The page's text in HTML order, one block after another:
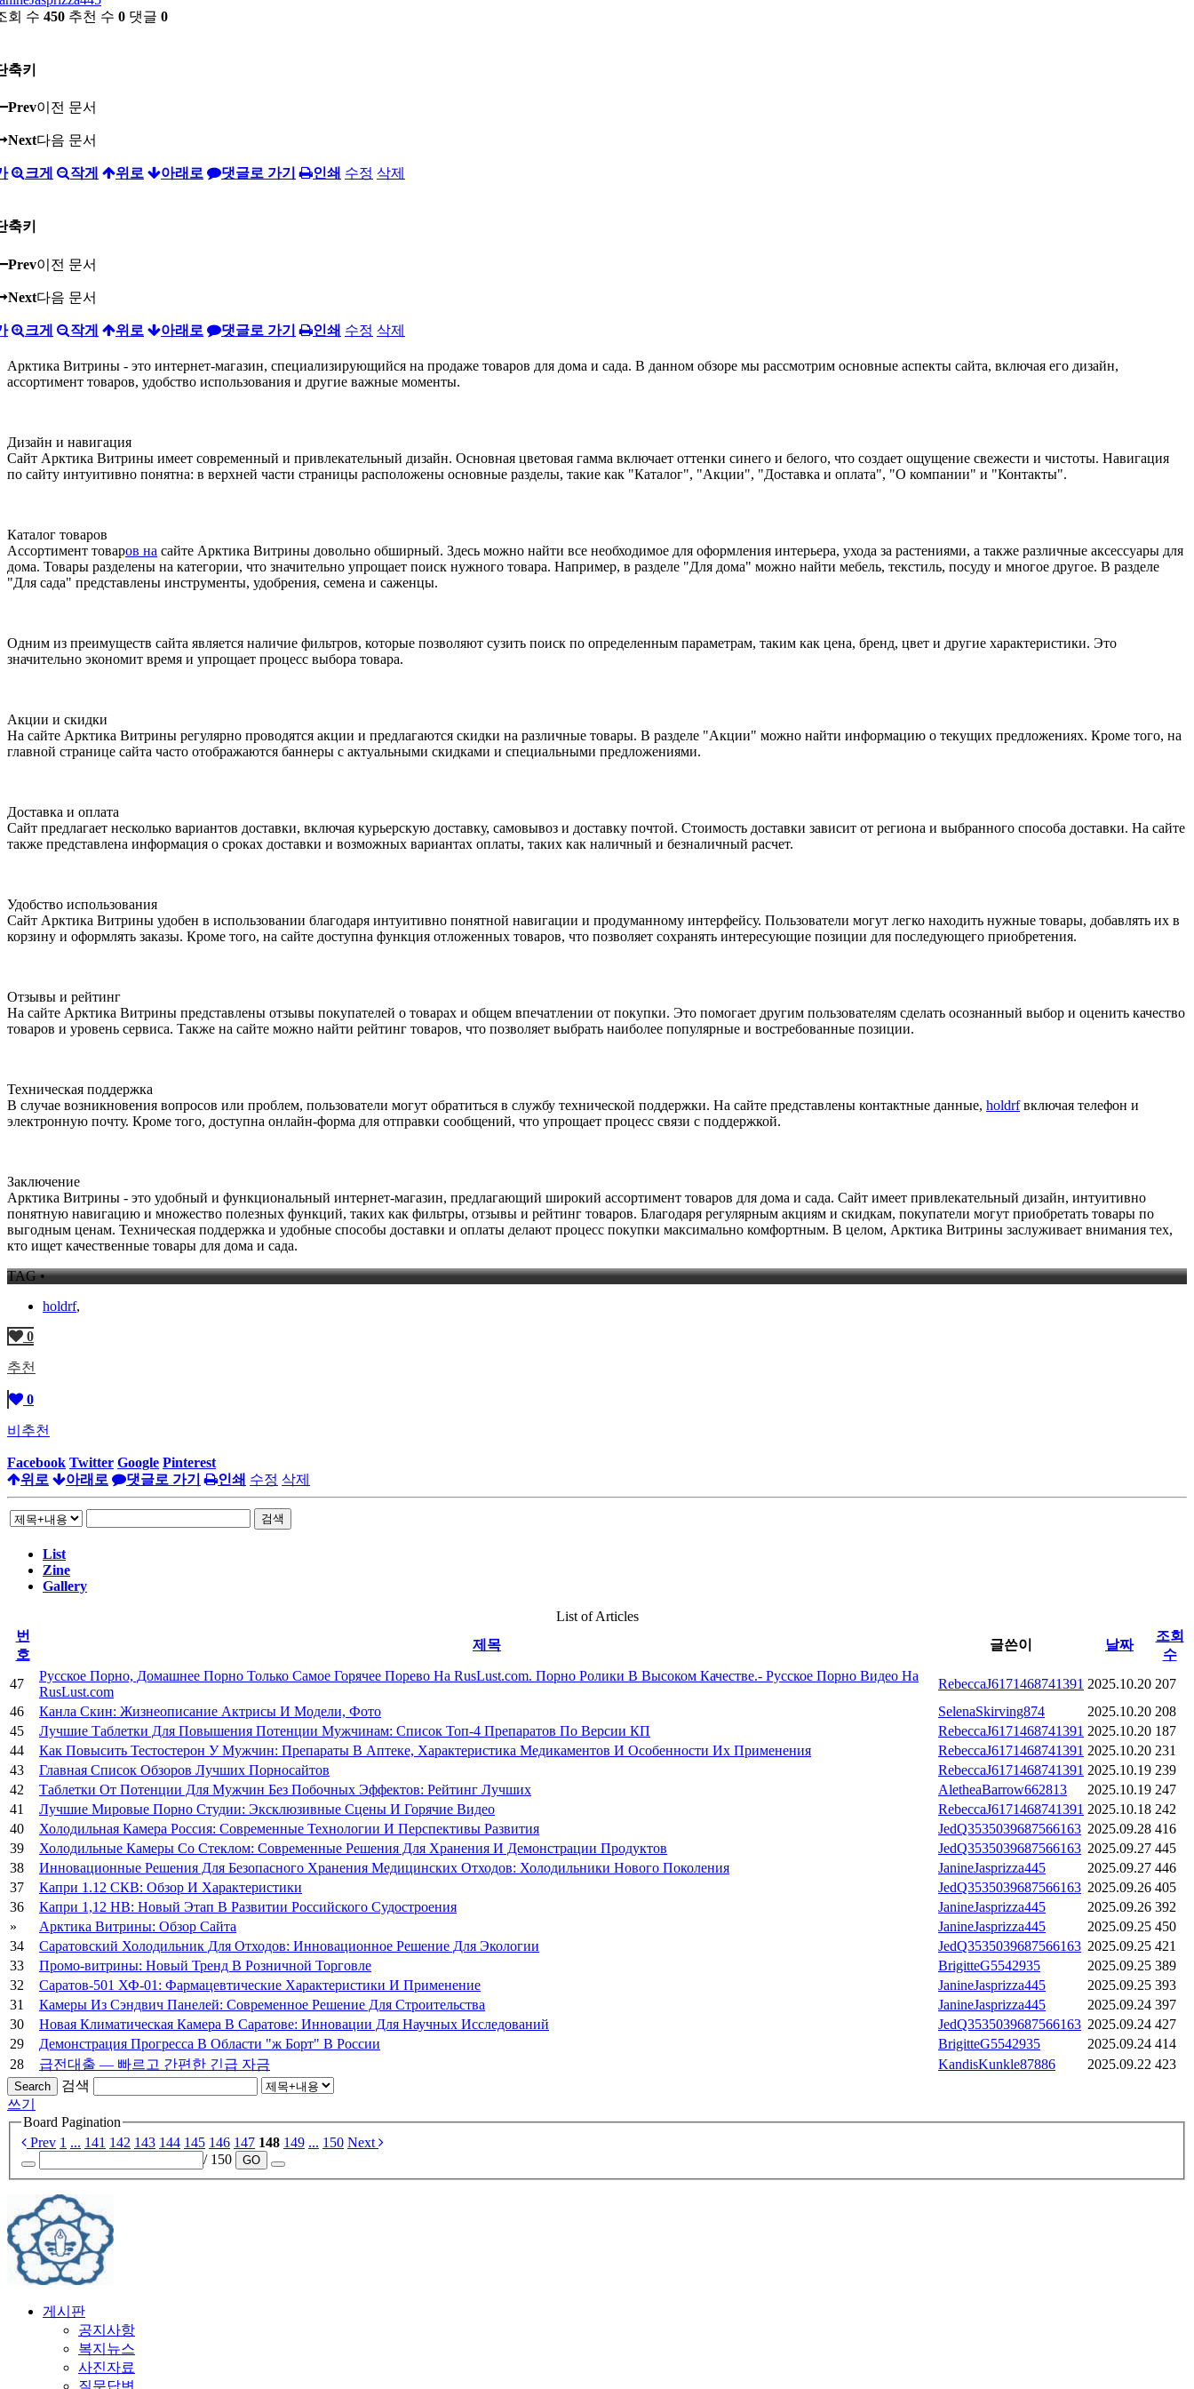
회 수 450 추천 수 0 댓글 0
축키
Prev이전 문서
Next다음 문서
크게 작게 위로 아래로 댓글로 가기 인쇄 수정 삭제
축키
Prev이전 문서
Next다음 문서
크게 작게 위로 아래로 댓글로 가기 인쇄 수정 삭제
Арктика Витрины - это интернет-магазин, специализирующийся на продаже товаров для дома и сада. В данном обзоре мы рассмотрим основные аспекты сайта, включая его дизайн,
ассортимент товаров, удобство использования и другие важные моменты.
Дизайн и навигация
Сайт Арктика Витрины имеет современный и привлекательный дизайн. Основная цветовая гамма включает оттенки синего и белого, что создает ощущение свежести и чистоты. Навигация
по сайту интуитивно понятна: в верхней части страницы расположены основные разделы, такие как "Каталог", "Акции", "Доставка и оплата", "О компании" и "Контакты".
Каталог товаров
Ассортимент товаров на сайте Арктика Витрины довольно обширный. Здесь можно найти все необходимое для оформления интерьера, ухода за растениями, а также различные аксессуары для
дома. Товары разделены на категории, что значительно упрощает поиск нужного товара. Например, в разделе "Для дома" можно найти мебель, текстиль, посуду и многое другое. В разделе
"Для сада" представлены инструменты, удобрения, семена и саженцы.
Одним из преимуществ сайта является наличие фильтров, которые позволяют сузить поиск по определенным параметрам, таким как цена, бренд, цвет и другие характеристики. Это
значительно экономит время и упрощает процесс выбора товара.
Акции и скидки
На сайте Арктика Витрины регулярно проводятся акции и предлагаются скидки на различные товары. В разделе "Акции" можно найти информацию о текущих предложениях. Кроме того, на
главной странице сайта часто отображаются баннеры с актуальными скидками и специальными предложениями.
Доставка и оплата
Сайт предлагает несколько вариантов доставки, включая курьерскую доставку, самовывоз и доставку почтой. Стоимость доставки зависит от региона и выбранного способа доставки. На сайте
также представлена информация о сроках доставки и возможных вариантах оплаты, таких как наличный и безналичный расчет.
Удобство использования
Сайт Арктика Витрины удобен в использовании благодаря интуитивно понятной навигации и продуманному интерфейсу. Пользователи могут легко находить нужные товары, добавлять их в
корзину и оформлять заказы. Кроме того, на сайте доступна функция отложенных товаров, что позволяет сохранять интересующие позиции для последующего приобретения.
Отзывы и рейтинг
На сайте Арктика Витрины представлены отзывы покупателей о товарах и общем впечатлении от покупки. Это помогает другим пользователям сделать осознанный выбор и оценить качество
товаров и уровень сервиса. Также на сайте можно найти рейтинг товаров, что позволяет выбрать наиболее популярные и востребованные позиции.
Техническая поддержка
В случае возникновения вопросов или проблем, пользователи могут обратиться в службу технической поддержки. На сайте представлены контактные данные, holdrfвключая телефон и
электронную почту. Кроме того, доступна онлайн-форма для отправки сообщений, что упрощает процесс связи с поддержкой.
Заключение
Арктика Витрины - это удобный и функциональный интернет-магазин, предлагающий широкий ассортимент товаров для дома и сада. Сайт имеет привлекательный дизайн, интуитивно
понятную навигацию и множество полезных функций, таких как фильтры, отзывы и рейтинг товаров. Благодаря регулярным акциям и скидкам, покупатели могут приобретать товары по
выгодным ценам. Техническая поддержка и удобные способы доставки и оплаты делают процесс покупки максимально комфортным. В целом, Арктика Витрины заслуживает внимания тех,
кто ищет качественные товары для дома и сада.
TAG •
holdrf,
0
추천
0
비추천
Facebook Twitter Google Pinterest
위로
아래로 댓글로 가기 인쇄 수정 삭제
검색
List
Zine
Gallery
List of Articles
번
호
제목 글쓴이 날짜
조회
수
47
Русское Порно, Домашнее Порно Только Самое Горячее Порево На RusLust.com. Порно Ролики В Высоком Качестве.- Русское Порно Видео На
RusLust.com
RebeccaJ6171468741391 2025.10.20 207
46
Канла Скин: Жизнеописание Актрисы И Модели, Фото SelenaSkirving874 2025.10.20 208
45
Лучшие Таблетки Для Повышения Потенции Мужчинам: Список Топ-4 Препаратов По Версии КП RebeccaJ6171468741391 2025.10.20 187
44
Как Повысить Тестостерон У Мужчин: Препараты В Аптеке, Характеристика Медикаментов И Особенности Их Применения RebeccaJ6171468741391 2025.10.20 231
43
Главная Список Обзоров Лучших Порносайтов RebeccaJ6171468741391 2025.10.19 239
42
Таблетки От Потенции Для Мужчин Без Побочных Эффектов: Рейтинг Лучших AletheaBarrow662813 2025.10.19 247
41
Лучшие Мировые Порно Студии: Эксклюзивные Сцены И Горячие Видео RebeccaJ6171468741391 2025.10.18 242
40
Холодильная Камера Россия: Современные Технологии И Перспективы Развития JedQ3535039687566163 2025.09.28 416
39
Холодильные Камеры Со Стеклом: Современные Решения Для Хранения И Демонстрации Продуктов JedQ3535039687566163 2025.09.27 445
38
Инновационные Решения Для Безопасного Хранения Медицинских Отходов: Холодильники Нового Поколения JanineJasprizza445 2025.09.27 446
37
Капри 1.12 СКВ: Обзор И Характеристики JedQ3535039687566163 2025.09.26 405
36
Капри 1,12 НВ: Новый Этап В Развитии Российского Судостроения JanineJasprizza445 2025.09.26 392
»
Арктика Витрины: Обзор Сайта JanineJasprizza445 2025.09.25 450
34
Саратовский Холодильник Для Отходов: Инновационное Решение Для Экологии JedQ3535039687566163 2025.09.25 421
33
Промо-витрины: Новый Тренд В Розничной Торговле BrigitteG5542935 2025.09.25 389
32
Саратов-501 ХФ-01: Фармацевтические Характеристики И Применение JanineJasprizza445 2025.09.25 393
31
Камеры Из Сэндвич Панелей: Современное Решение Для Строительства JanineJasprizza445 2025.09.24 397
30
Новая Климатическая Камера В Саратове: Инновации Для Научных Исследований JedQ3535039687566163 2025.09.24 427
29
Демонстрация Прогресса В Области "ж Борт" В России BrigitteG5542935 2025.09.24 414
28
급전대출 — 빠르고 간편한 긴급 자금 KandisKunkle87886 2025.09.22 423
Search
검색
쓰기
Board Pagination
Prev 1 ... 141 142 143 144 145 146 147 148 149 ... 150 Next
/ 150
GO
게시판
공지사항
복지뉴스
사진자료